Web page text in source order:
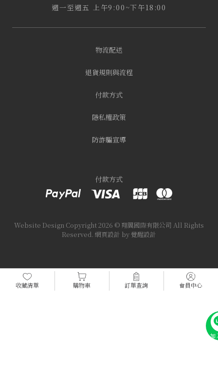
週一至週五 上午9:00~下午18:00
付款方式
物流配送
退貨規則與流程
付款方式
隱私權政策
防詐騙宣導
Website Design Copyright 2026 © 翔翼國際有限公司 All Rights
Reserved. 網頁設計 by覺醒設計
收藏清單 購物車 訂單查詢 會員中心